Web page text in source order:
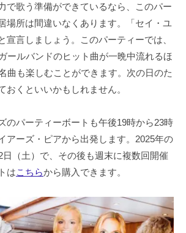
で歌う準備ができているなら、このパー
場所は間違いなくあります。「セイ・ユ
宣言しましょう。このパーティーでは、
ールバンドのヒット曲が一晩中流れるほ
曲も楽しむことができます。次の日のた
おくといいかもしれません。
のパーティーボートも午後19時から23時
アーズ・ピアから出発します。2025年の
（土）で、その後も週末に複数回開催
はこちらから購入できます。